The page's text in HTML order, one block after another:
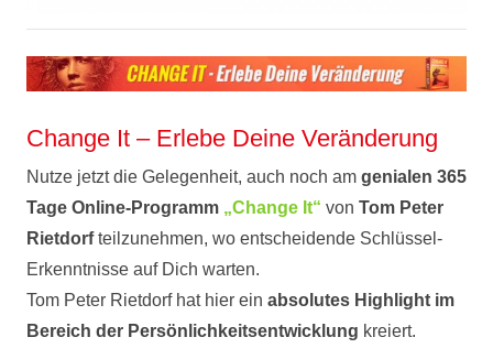
Change It – Erlebe Deine Veränderung
Nutze jetzt die Gelegenheit, auch noch am genialen 365
Tage Online-Programm „Change It“ von Tom Peter
Rietdorfteilzunehmen, wo entscheidende Schlüssel-
Erkenntnisse auf Dich warten.
Tom Peter Rietdorf hat hier ein absolutes Highlight im
Bereich der Persönlichkeitsentwicklung kreiert.